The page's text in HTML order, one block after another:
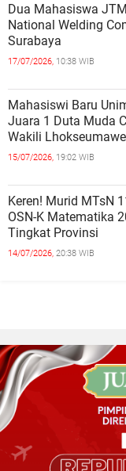
Dua Mahasiswa
National Welding
Surabaya
17/07/2026, 10:38 WIB
Mahasiswi Baru
Juara 1 Duta Muda
Wakili
15/07/2026, 19:02 WIB
Keren! Murid MTsN
OSN-K Matematika
Tingkat Provinsi
14/07/2026, 20:38 WIB